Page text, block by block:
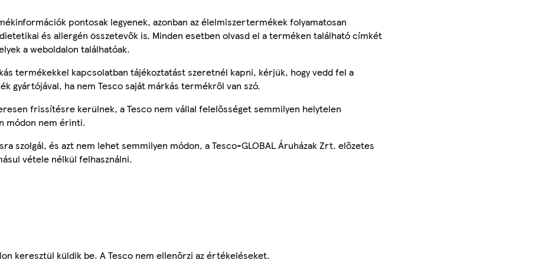
pontosak legyenek, azonban az élelmiszertermékek folyamatosan
és allergén összetevők is. Minden esetben olvasd el a terméken található címkét
a weboldalon találhatóak.
termékekkel kapcsolatban tájékoztatást szeretnél kapni, kérjük, hogy vedd fel a
gyártójával, ha nem Tesco saját márkás termékről van szó.
frissítésre kerülnek, a Tesco nem vállal felelősséget semmilyen helytelen
módon nem érinti.
szolgál, és azt nem lehet semmilyen módon, a Tesco-GLOBAL Áruházak Zrt. előzetes
vétele nélkül felhasználni.
keresztül küldik be. A Tesco nem ellenőrzi az értékeléseket.